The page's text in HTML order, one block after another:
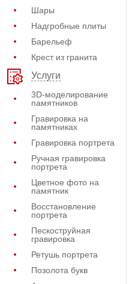
Шары
Надгробные плиты
Барельеф
Крест из гранита
Услуги
3D-моделирование
памятников
Гравировка на
памятниках
Гравировка портрета
Ручная гравировка
портрета
Цветное фото на
памятник
Восстановление
портрета
Пескоструйная
гравировка
Ретушь портрета
Позолота букв